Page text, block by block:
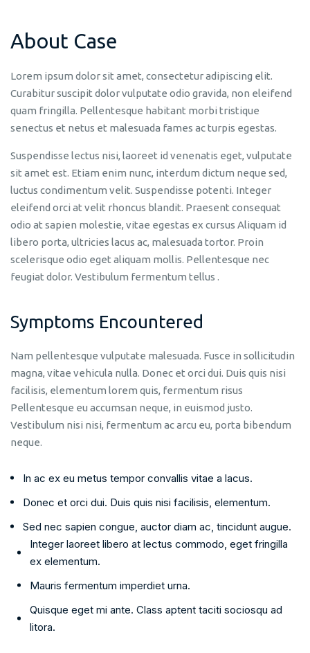
About Case
Lorem ipsum dolor sit amet, consectetur adipiscing elit.
Curabitur suscipit dolor vulputate odio gravida, non eleifend
quam fringilla. Pellentesque habitant morbi tristique
senectus et netus et malesuada fames ac turpis egestas.
Suspendisse lectus nisi, laoreet id venenatis eget, vulputate
sit amet est. Etiam enim nunc, interdum dictum neque sed,
luctus condimentum velit. Suspendisse potenti. Integer
eleifend orci at velit rhoncus blandit. Praesent consequat
odio at sapien molestie, vitae egestas ex cursus Aliquam id
libero porta, ultricies lacus ac, malesuada tortor. Proin
scelerisque odio eget aliquam mollis. Pellentesque nec
feugiat dolor. Vestibulum fermentum tellus .
Symptoms Encountered
Nam pellentesque vulputate malesuada. Fusce in sollicitudin
magna, vitae vehicula nulla. Donec et orci dui. Duis quis nisi
facilisis, elementum lorem quis, fermentum risus
Pellentesque eu accumsan neque, in euismod justo.
Vestibulum nisi nisi, fermentum ac arcu eu, porta bibendum
neque.
In ac ex eu metus tempor convallis vitae a lacus.
Donec et orci dui. Duis quis nisi facilisis, elementum.
Sed nec sapien congue, auctor diam ac, tincidunt augue.
Integer laoreet libero at lectus commodo, eget fringilla
ex elementum.
Mauris fermentum imperdiet urna.
Quisque eget mi ante. Class aptent taciti sociosqu ad
litora.